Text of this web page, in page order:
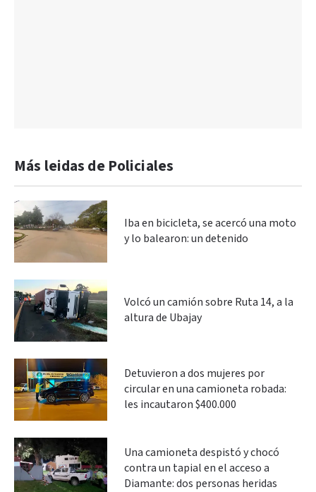
Más leidas de Policiales
Iba en bicicleta, se acercó una moto
y lo balearon: un detenido
Volcó un camión sobre Ruta 14, a la
altura de Ubajay
Detuvieron a dos mujeres por
circular en una camioneta robada:
les incautaron $400.000
Una camioneta despistó y chocó
contra un tapial en el acceso a
Diamante: dos personas heridas